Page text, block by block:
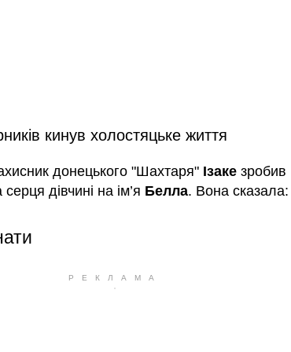
кинув холостяцьке життя
донецького "Шахтаря" Ізаке зробив
дівчині на ім’я Белла. Вона